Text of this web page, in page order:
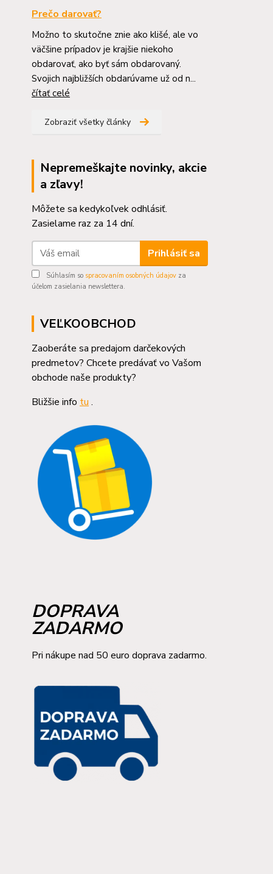
Prečo darovať?
Možno to skutočne znie ako klišé, ale vo
väčšine prípadov je krajšie niekoho
obdarovať, ako byť sám obdarovaný.
Svojich najbližších obdarúvame už od n...
čítať celé
Zobraziť všetky články
Nepremeškajte novinky, akcie
a zľavy!
Môžete sa kedykoľvek odhlásiť.
Zasielame raz za 14 dní.
Prihlásiť sa
Súhlasím so spracovaním osobných údajov za
účelom zasielania newslettera.
VEĽKOOBCHOD
Zaoberáte sa predajom darčekových
predmetov? Chcete predávať vo Vašom
obchode naše produkty?
Bližšie info tu .
DOPRAVA
ZADARMO
Pri nákupe nad 50 euro doprava zadarmo.